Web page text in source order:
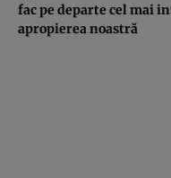
fac pe departe cel mai
apropierea noastră